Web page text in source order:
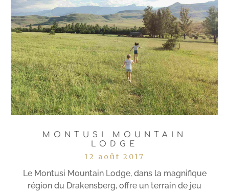
MONTUSI MOUNTAIN
LODGE
12 août 2017
Le Montusi Mountain Lodge, dans la magnifique
région du Drakensberg, offre un terrain de jeu